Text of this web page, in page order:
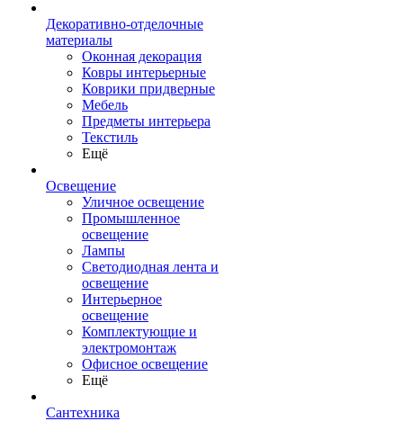
Декоративно-отделочные
материалы
Оконная декорация
Ковры интерьерные
Коврики придверные
Мебель
Предметы интерьера
Текстиль
Ещё
Освещение
Уличное освещение
Промышленное
освещение
Лампы
Светодиодная лента и
освещение
Интерьерное
освещение
Комплектующие и
электромонтаж
Офисное освещение
Ещё
Сантехника